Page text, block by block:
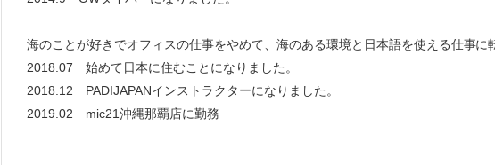
海のことが好きでオフィスの仕事をやめて、海のある環境と日本語を使える仕事に
2018.07 始めて日本に住むことになりました。
2018.12 PADIJAPANインストラクターになりました。
2019.02 mic21沖縄那覇店に勤務